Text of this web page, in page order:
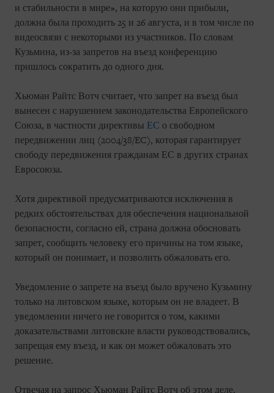
и стабильности в мире», на которую они прибыли,
должна была проходить 25 и 26 августа, и в том числе по
видеосвязи с некоторыми из участников. По словам
Кузьмина, из-за запретов на въезд конференцию
пришлось сократить до одного дня.
Хьюман Райтс Вотч считает, что запрет на въезд был
вынесен с нарушением законодательства Европейского
Союза, в частности директивы ЕС о свободном
передвижении лиц (2004/38/EC), которая гарантирует
свободу передвижения гражданам ЕС в других странах
Евросоюза.
Хотя директивой предусматриваются исключения в
редких обстоятельствах для обеспечения национальной
безопасности, согласно ей, страна должна обосновать
запрет, сообщить человеку его причины на том языке,
который он понимает, и позволить обжаловать его.
Уведомление о запрете на въезд было вручено Кузьмину
только на литовском языке, которым он не владеет. В
уведомлении ничего не говорится о том, какими
доказательствами литовские власти руководствовались,
запрещая ему въезд, и как он может обжаловать это
решение.
Отвечая на запрос Хьюман Райтс Вотч об этом деле,